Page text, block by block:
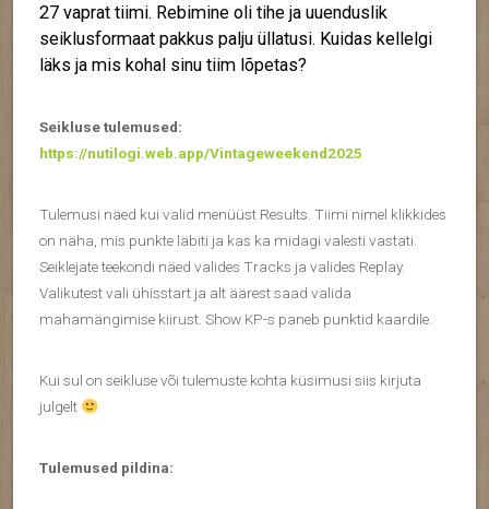
27 vaprat tiimi. Rebimine oli tihe ja uuenduslik
seiklusformaat pakkus palju üllatusi. Kuidas kellelgi
läks ja mis kohal sinu tiim lõpetas?
Seikluse tulemused:
https://nutilogi.web.app/Vintageweekend2025
Tulemusi näed kui valid menüüst Results. Tiimi nimel klikkides
on näha, mis punkte läbiti ja kas ka midagi valesti vastati.
Seiklejate teekondi näed valides Tracks ja valides Replay.
Valikutest vali ühisstart ja alt äärest saad valida
mahamängimise kiirust. Show KP-s paneb punktid kaardile.
Kui sul on seikluse või tulemuste kohta küsimusi siis kirjuta
julgelt
Tulemused pildina: